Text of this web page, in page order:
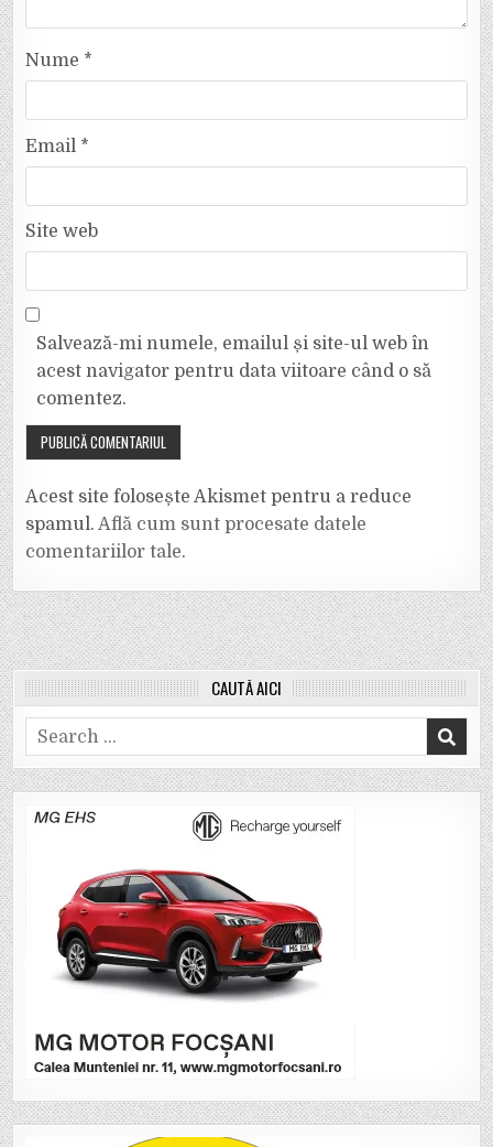
Nume *
Email *
Site web
Salvează-mi numele, emailul și site-ul web în
acest navigator pentru data viitoare când o să
comentez.
Acest site folosește Akismet pentru a reduce
spamul.Află cum sunt procesate datele
comentariilor tale.
CAUTĂ AICI
Search
for: